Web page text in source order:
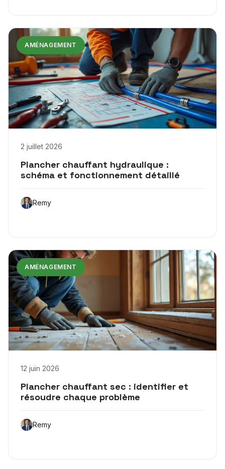
AMÉNAGEMENT
2 juillet 2026
Plancher chauffant hydraulique :
schéma et fonctionnement détaillé
Remy
AMÉNAGEMENT
12 juin 2026
Plancher chauffant sec : identifier et
résoudre chaque problème
Remy